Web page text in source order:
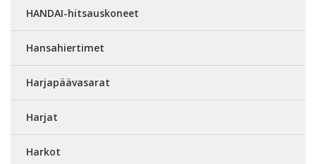
HANDAI-hitsauskoneet
Hansahiertimet
Harjapäävasarat
Harjat
Harkot